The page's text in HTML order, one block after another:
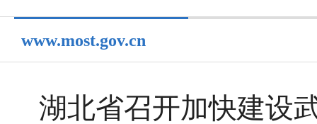
www.most.gov.cn
湖北省召开加快建设